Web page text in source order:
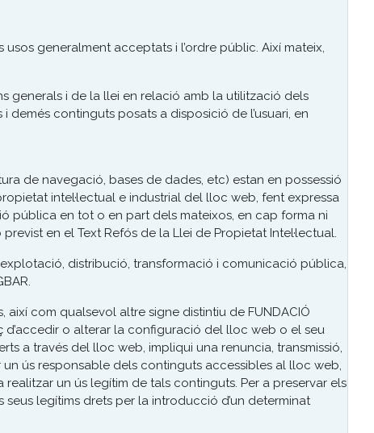
generalment acceptats i l’ordre públic. Així mateix,
generals i de la llei en relació amb la utilització dels
demés continguts posats a disposició de l’usuari, en
de navegació, bases de dades, etc) estan en possessió
intel·lectual e industrial del lloc web, fent expressa
pública en tot o en part dels mateixos, en cap forma ni
en el Text Refós de la Llei de Propietat Intel·lectual.
distribució, transformació i comunicació pública,
així com qualsevol altre signe distintiu de FUNDACIÓ
d’accedir o alterar la configuració del lloc web o el seu
a través del lloc web, impliqui una renuncia, transmissió,
ús responsable dels continguts accessibles al lloc web,
un ús legítim de tals continguts. Per a preservar els
legítims drets per la introducció d’un determinat